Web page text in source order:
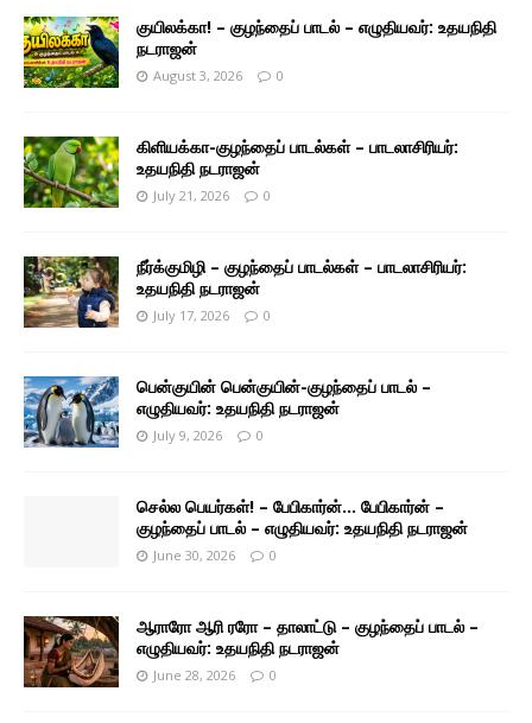
குயிலக்கா! – குழந்தைப் பாடல் – எழுதியவர்: உதயநிதி
நடராஜன்
August 3, 2026 0
கிளியக்கா-குழந்தைப் பாடல்கள் – பாடலாசிரியர்:
உதயநிதி நடராஜன்
July 21, 2026 0
நீர்க்குமிழி – குழந்தைப் பாடல்கள் – பாடலாசிரியர்:
உதயநிதி நடராஜன்
July 17, 2026 0
பென்குயின் பென்குயின்-குழந்தைப் பாடல் –
எழுதியவர்: உதயநிதி நடராஜன்
July 9, 2026 0
செல்ல பெயர்கள்! – பேபிகார்ன்… பேபிகார்ன் –
குழந்தைப் பாடல் – எழுதியவர்: உதயநிதி நடராஜன்
June 30, 2026 0
ஆராரோ ஆரி ரரோ – தாலாட்டு – குழந்தைப் பாடல் –
எழுதியவர்: உதயநிதி நடராஜன்
June 28, 2026 0